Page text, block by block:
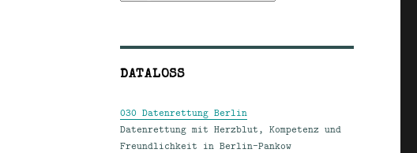
DATALOSS
030 Datenrettung Berlin
Datenrettung mit Herzblut, Kompetenz und
Freundlichkeit in Berlin-Pankow